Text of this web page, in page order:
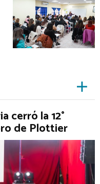
cerró la 12°
de Plottier